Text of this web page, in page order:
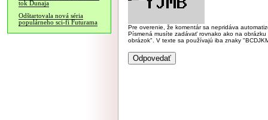
tok Dunaja
Odštartovala nová séria
populárneho sci-fi Futurama
Pre overenie, že komentár sa nepridáva
Písmená musíte zadávať rovnako ako na
obrázok". V texte sa používajú iba znaky